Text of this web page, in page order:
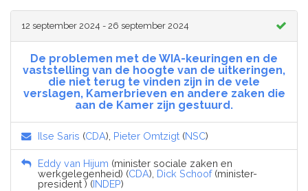
12 september 2024 - 26 september 2024
De problemen met de WIA-keuringen en de
vaststelling van de hoogte van de uitkeringen,
die niet terug te vinden zijn in de vele
verslagen, Kamerbrieven en andere zaken die
aan de Kamer zijn gestuurd.
Ilse Saris (CDA), Pieter Omtzigt (NSC)
Eddy van Hijum (minister sociale zaken en
werkgelegenheid) (CDA), Dick Schoof(minister-
president ) (INDEP)